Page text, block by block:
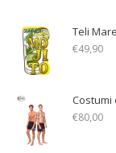
Teli
€49,90
Costumi
€80,00